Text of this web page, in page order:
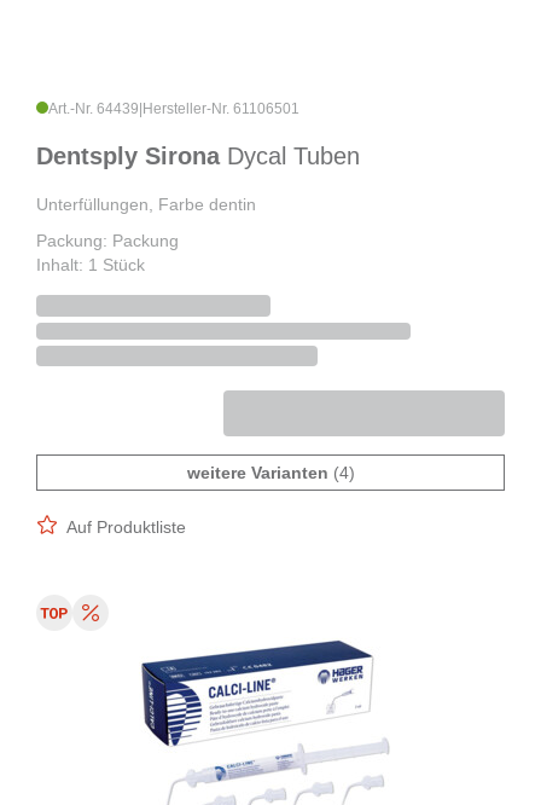
Art.-Nr. 64439 Hersteller-Nr. 61106501
Dentsply Sirona Dycal Tuben
Unterfüllungen, Farbe dentin
Packung: Packung
Inhalt: 1 Stück
weitere Varianten (4)
Auf Produktliste